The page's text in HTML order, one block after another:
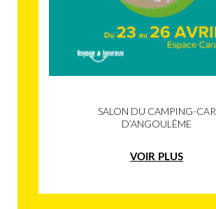
SALON DU CAMPING-CAR
D’ANGOULÊME
VOIR PLUS